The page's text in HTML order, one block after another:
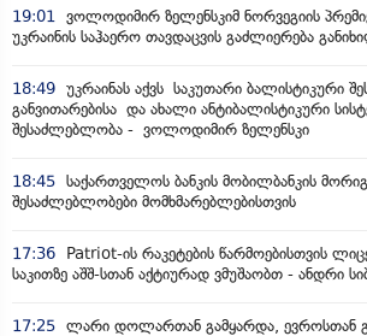
19:01
ვოლოდიმირ ზელენსკიმ ნორვეგიის
უკრაინის საჰაერო თავდაცვის გაძლიერება
18:49 უკრაინას აქვს საკუთარი ბალისტიკური
განვითარებისა და ახალი ანტიბალისტიკური
შესაძლებლობა - ვოლოდიმირ ზელენსკი
18:45 საქართველოს ბანკის მობილბანკის
შესაძლებლობები მომხმარებლებისთვის
17:36
Patriot-ის რაკეტების წარმოებისთვის
საკითზე აშშ-სთან აქტიურად ვმუშაობთ - ანდრი
17:25 ლარი დოლართან გამყარდა, ევროსთან